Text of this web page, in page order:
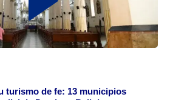
turismo de fe: 13 municipios